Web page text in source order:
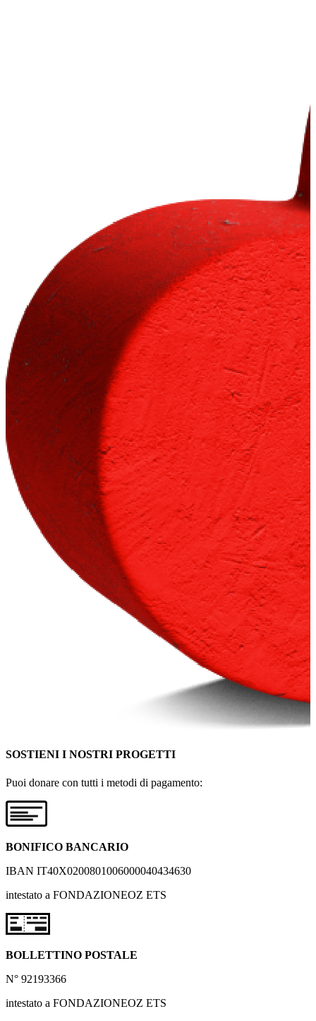
SOSTIENI I NOSTRI PROGETTI
Puoi donare con tutti i metodi di pagamento:
BONIFICO BANCARIO
IBAN IT40X0200801006000040434630
intestato a FONDAZIONEOZ ETS
BOLLETTINO POSTALE
N° 92193366
intestato a FONDAZIONEOZ ETS